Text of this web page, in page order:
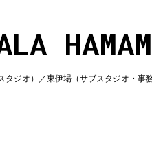
タジオ）／東伊場（サブスタジオ